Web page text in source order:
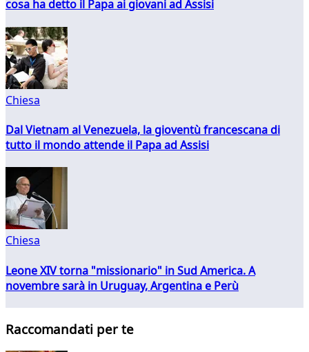
cosa ha detto il Papa ai giovani ad Assisi
Chiesa
Dal Vietnam al Venezuela, la gioventù francescana di
tutto il mondo attende il Papa ad Assisi
Chiesa
Leone XIV torna "missionario" in Sud America. A
novembre sarà in Uruguay, Argentina e Perù
Raccomandati per te